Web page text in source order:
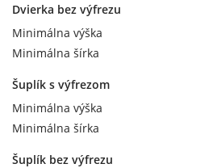
Dvierka bez výfrezu
Minimálna výška
Minimálna šírka
Šuplík s výfrezom
Minimálna výška
Minimálna šírka
Šuplík bez výfrezu